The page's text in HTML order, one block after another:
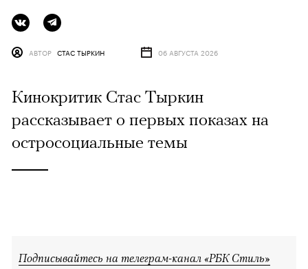
АВТОР СТАС ТЫРКИН 06 АВГУСТА 2026
Кинокритик Стас Тыркин
рассказывает о первых показах на
остросоциальные темы
Подписывайтесь на телеграм-канал «РБК Стиль»